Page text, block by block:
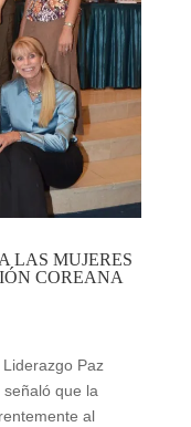
LAS MUJERES
COREANA
Paz
que la
al